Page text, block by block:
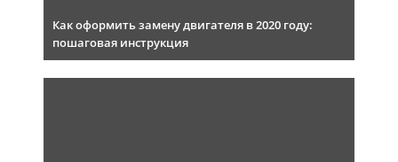
Как оформить замену двигателя в 2020 году:
пошаговая инструкция